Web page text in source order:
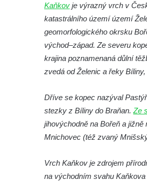
Kamenná ZOO – Želva II.
Kamenná ZOO – Želva I.
Kamenná ZOO – Velbloud
Kamenná ZOO – Kačenka
Vyhlídka Božanovský
Vyhlídka Tři kříže
Hradiště Hrádek u
Papststein (Saské
Kaňkov je výrazný vrch v
katastrálního území území
geomorfologického okrsku
východ–západ. Ze severu
krajina poznamenaná důlní
zvedá od Želenic a řeky
Dříve se kopec nazýval
stezky z Bíliny do Braňan. Ze
jihovýchodně na Bořeň a
Mnichovec (též zvaný
Vrch Kaňkov je zdrojem
na východním svahu